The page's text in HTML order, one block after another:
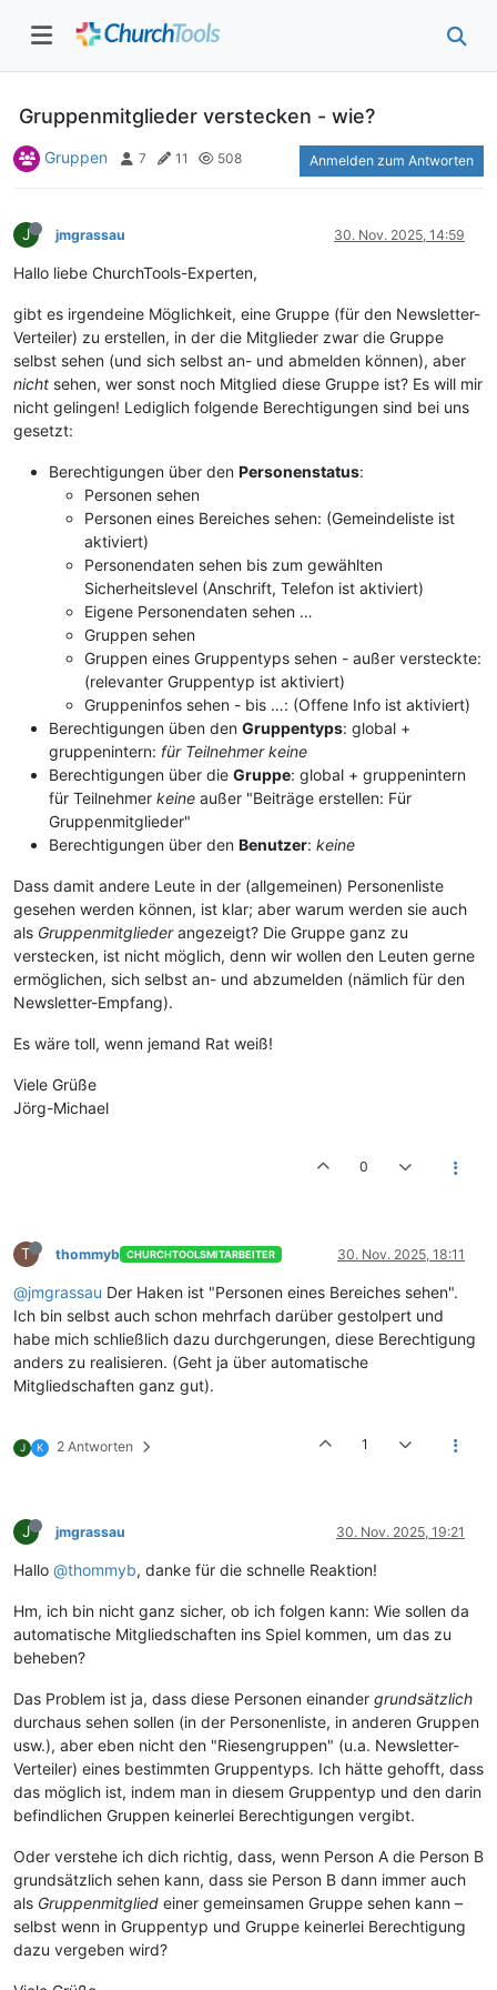
Gruppenmitglieder verstecken - wie?
Gruppen 7 11 508 Anmelden zum Antworten
J jmgrassau 30. Nov. 2025, 14:59
Hallo liebe ChurchTools-Experten,
gibt es irgendeine Möglichkeit, eine Gruppe (für den Newsletter-
Verteiler) zu erstellen, in der die Mitglieder zwar die Gruppe
selbst sehen (und sich selbst an- und abmelden können), aber
nicht sehen, wer sonst noch Mitglied diese Gruppe ist? Es will mir
nicht gelingen! Lediglich folgende Berechtigungen sind bei uns
gesetzt:
Berechtigungen über den Personenstatus:
Personen sehen
Personen eines Bereiches sehen: (Gemeindeliste ist
aktiviert)
Personendaten sehen bis zum gewählten
Sicherheitslevel (Anschrift, Telefon ist aktiviert)
Eigene Personendaten sehen …
Gruppen sehen
Gruppen eines Gruppentyps sehen - außer versteckte:
(relevanter Gruppentyp ist aktiviert)
Gruppeninfos sehen - bis …: (Offene Info ist aktiviert)
Berechtigungen üben den Gruppentyps: global +
gruppenintern: für Teilnehmer keine
Berechtigungen über die Gruppe: global + gruppenintern
für Teilnehmer keine außer "Beiträge erstellen: Für
Gruppenmitglieder"
Berechtigungen über den Benutzer: keine
Dass damit andere Leute in der (allgemeinen) Personenliste
gesehen werden können, ist klar; aber warum werden sie auch
als Gruppenmitgliederangezeigt? Die Gruppe ganz zu
verstecken, ist nicht möglich, denn wir wollen den Leuten gerne
ermöglichen, sich selbst an- und abzumelden (nämlich für den
Newsletter-Empfang).
Es wäre toll, wenn jemand Rat weiß!
Viele Grüße
Jörg-Michael
0
T thommyb CHURCHTOOLSMITARBEITER 30. Nov. 2025, 18:11
@jmgrassau Der Haken ist "Personen eines Bereiches sehen".
Ich bin selbst auch schon mehrfach darüber gestolpert und
habe mich schließlich dazu durchgerungen, diese Berechtigung
anders zu realisieren. (Geht ja über automatische
Mitgliedschaften ganz gut).
J K 2 Antworten 1
J jmgrassau 30. Nov. 2025, 19:21
Hallo @thommyb, danke für die schnelle Reaktion!
Hm, ich bin nicht ganz sicher, ob ich folgen kann: Wie sollen da
automatische Mitgliedschaften ins Spiel kommen, um das zu
beheben?
Das Problem ist ja, dass diese Personen einander grundsätzlich
durchaus sehen sollen (in der Personenliste, in anderen Gruppen
usw.), aber eben nicht den "Riesengruppen" (u.a. Newsletter-
Verteiler) eines bestimmten Gruppentyps. Ich hätte gehofft, dass
das möglich ist, indem man in diesem Gruppentyp und den darin
befindlichen Gruppen keinerlei Berechtigungen vergibt.
Oder verstehe ich dich richtig, dass, wenn Person A die Person B
grundsätzlich sehen kann, dass sie Person B dann immer auch
als Gruppenmitglied einer gemeinsamen Gruppe sehen kann –
selbst wenn in Gruppentyp und Gruppe keinerlei Berechtigung
dazu vergeben wird?